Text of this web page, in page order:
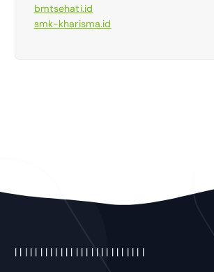
bmtsehati.id
smk-kharisma.id
| | | | | | | | | | | | | | | | | | | | | | | | | |